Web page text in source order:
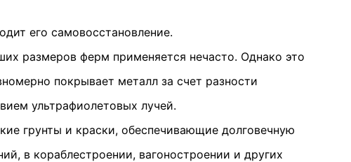
его самовосстановление.
размеров ферм применяется нечасто. Однако это
покрывает металл за счет разности
ультрафиолетовых лучей.
грунты и краски, обеспечивающие долговечную
в кораблестроении, вагоностроении и других